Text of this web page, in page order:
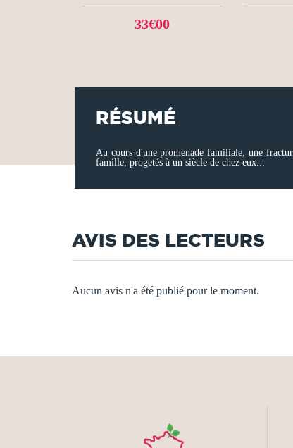
33€00
RÉSUMÉ
Au cours d'une promenade familiale, une
famille, progetés à un siècle de chez eux...
AVIS DES LECTEURS
Aucun avis n'a été publié pour le moment.